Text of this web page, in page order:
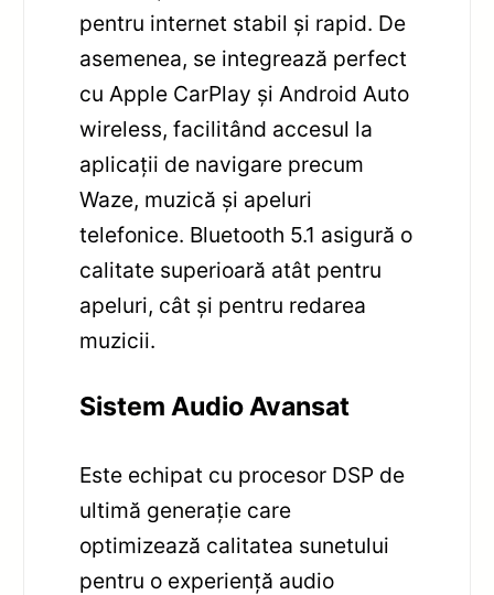
pentru internet stabil și rapid. De
asemenea, se integrează perfect
cu Apple CarPlay și Android Auto
wireless, facilitând accesul la
aplicații de navigare precum
Waze, muzică și apeluri
telefonice. Bluetooth 5.1 asigură o
calitate superioară atât pentru
apeluri, cât și pentru redarea
muzicii.
Sistem Audio Avansat
Este echipat cu procesor DSP de
ultimă generație care
optimizează calitatea sunetului
pentru o experiență audio